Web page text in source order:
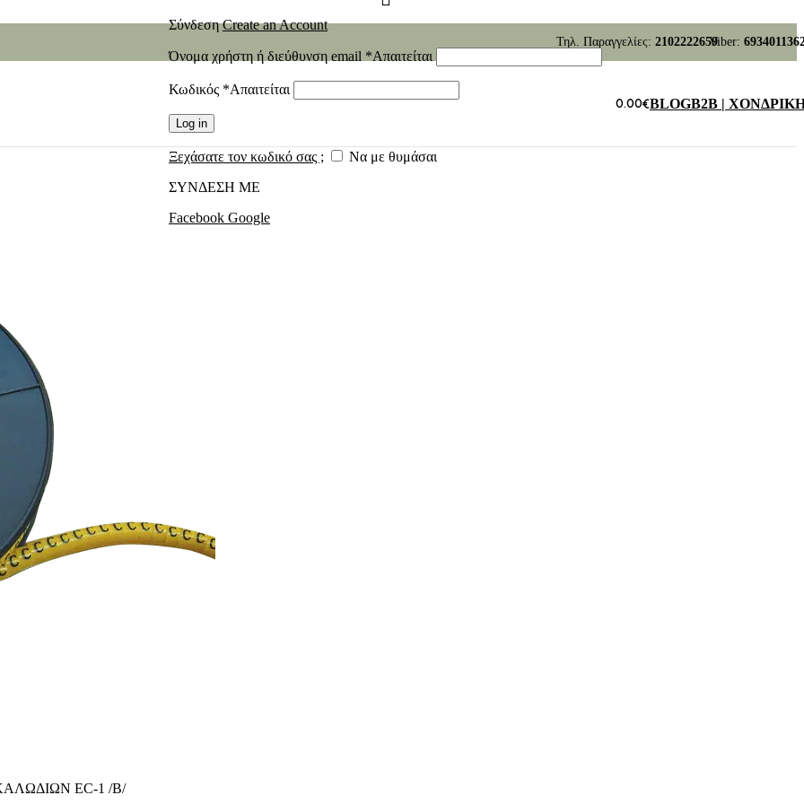
Τηλ. Παραγγελίες: 2102222659Viber:
ΣύνδεσηCreate an Account
Όνομα χρήστη ή διεύθυνση email *Απαιτείται
Κωδικός *Απαιτείται
Log in
Ξεχάσατε τον κωδικό σας ;
Να με θυμάσαι
ΣΥΝΔΕΣΗ ΜΕ
Facebook Google
0.00€BLOGB2B |
EC-1 /B/